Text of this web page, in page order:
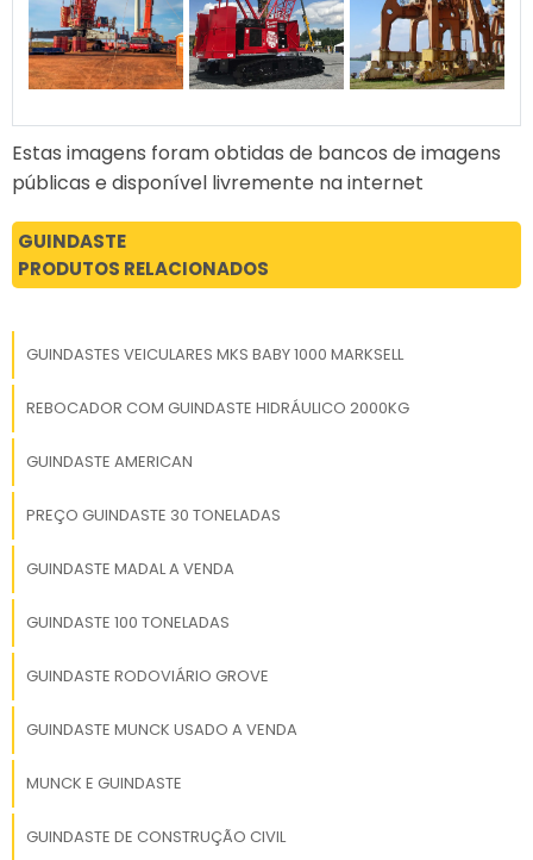
Estas imagens foram obtidas de bancos de imagens
públicas e disponível livremente na internet
GUINDASTE
PRODUTOS RELACIONADOS
GUINDASTES VEICULARES MKS BABY 1000 MARKSELL
REBOCADOR COM GUINDASTE HIDRÁULICO 2000KG
GUINDASTE AMERICAN
PREÇO GUINDASTE 30 TONELADAS
GUINDASTE MADAL A VENDA
GUINDASTE 100 TONELADAS
GUINDASTE RODOVIÁRIO GROVE
GUINDASTE MUNCK USADO A VENDA
MUNCK E GUINDASTE
GUINDASTE DE CONSTRUÇÃO CIVIL